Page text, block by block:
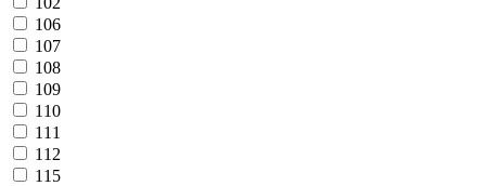
106
107
108
109
110
111
112
115